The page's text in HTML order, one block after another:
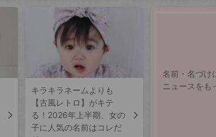
キラキラネームよりも
【古風レトロ】がキテ
る！2026年上半期、女の
子に人気の名前はコレだ
名前・名づけ
ニュースをも